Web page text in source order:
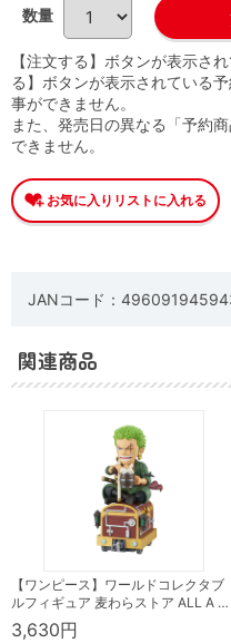
数量
【注文する】ボタンが表示さ
る】ボタンが表示されている
事ができません。
また、発売日の異なる「予約
できません。
JANコード：
関連商品
【ワンピース】ワールドコレクタブ
ルフィギュア 麦わらストア ALL A …
3,630円